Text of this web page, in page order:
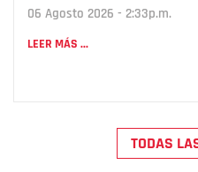
06 Agosto 2026 - 2:33p.m.
LEER MÁS ...
TODAS